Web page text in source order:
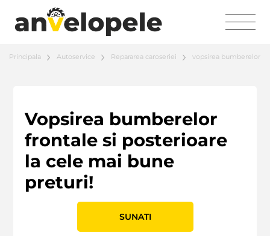
Principala Autoservice Repararea caroseriei vopsirea bumberelor
Vopsirea bumberelor
frontale si posterioare
la cele mai bune
preturi!
SUNATI